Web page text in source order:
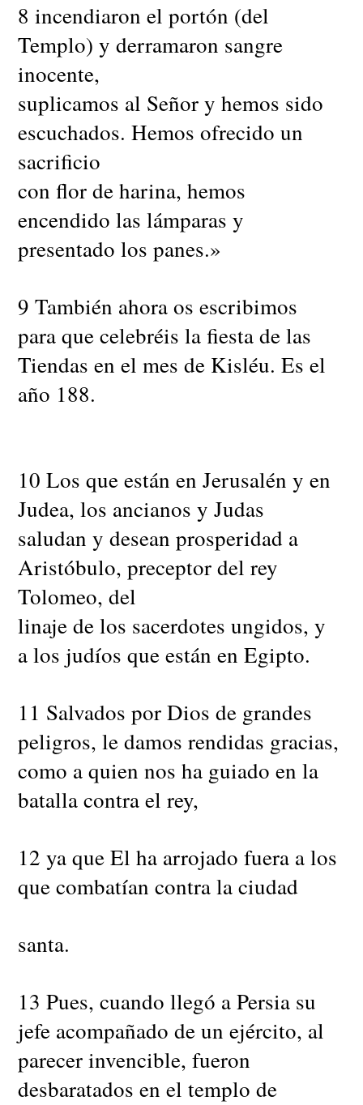
8 incendiaron el portón (del
Templo) y derramaron sangre
inocente,
suplicamos al Señor y hemos sido
escuchados. Hemos ofrecido un
sacrificio
con flor de harina, hemos
encendido las lámparas y
presentado los panes.»
9 También ahora os escribimos
para que celebréis la fiesta de las
Tiendas en el mes de Kisléu. Es el
año 188.
10 Los que están en Jerusalén y en
Judea, los ancianos y Judas
saludan y desean prosperidad a
Aristóbulo, preceptor del rey
Tolomeo, del
linaje de los sacerdotes ungidos, y
a los judíos que están en Egipto.
11 Salvados por Dios de grandes
peligros, le damos rendidas gracias,
como a quien nos ha guiado en la
batalla contra el rey,
12 ya que El ha arrojado fuera a los
que combatían contra la ciudad
santa.
13 Pues, cuando llegó a Persia su
jefe acompañado de un ejército, al
parecer invencible, fueron
desbaratados en el templo de